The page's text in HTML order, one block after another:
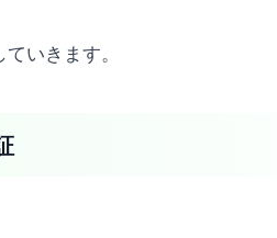
いきます。